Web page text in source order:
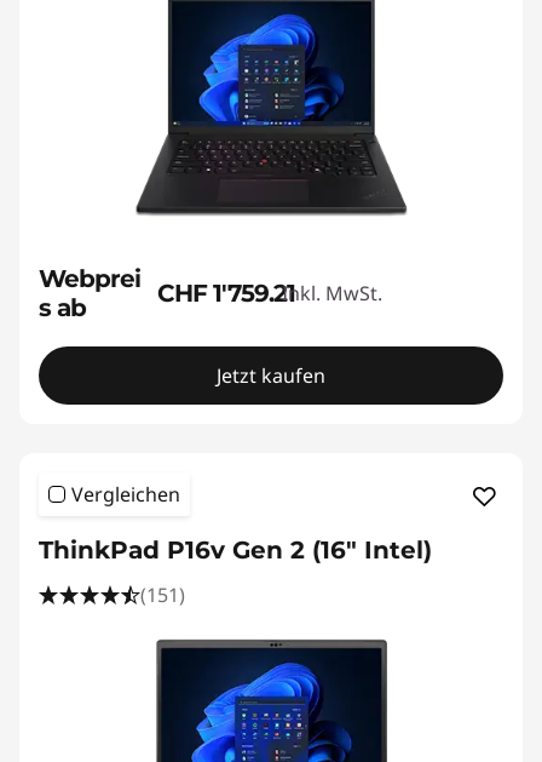
Webprei
s ab
CHF 1'759.21Inkl. MwSt.
Jetzt kaufen
Vergleichen
ThinkPad P16v Gen 2 (16" Intel)
(151)